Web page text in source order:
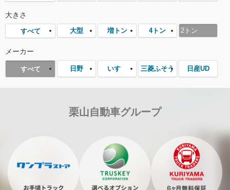
大きさ
すべて 大型 増トン 4トン 2トン
メーカー
すべて 日野 いすゞ 三菱ふそう 日産UD
栗山自動車グループ